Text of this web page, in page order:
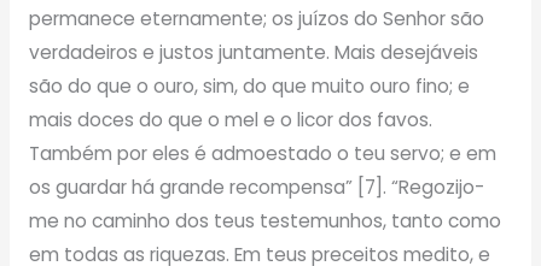
permanece eternamente; os juízos do Senhor são
verdadeiros e justos juntamente. Mais desejáveis
são do que o ouro, sim, do que muito ouro fino; e
mais doces do que o mel e o licor dos favos.
Também por eles é admoestado o teu servo; e em
os guardar há grande recompensa” [7]. “Regozijo-
me no caminho dos teus testemunhos, tanto como
em todas as riquezas. Em teus preceitos medito, e